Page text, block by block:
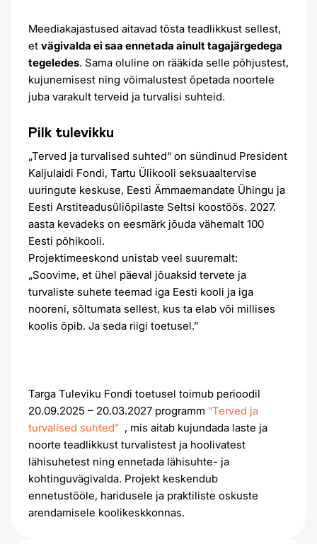
Meediakajastused aitavad tõsta teadlikkust sellest,
et vägivalda ei saa ennetada ainult tagajärgedega
tegeledes. Sama oluline on rääkida selle põhjustest,
kujunemisest ning võimalustest õpetada noortele
juba varakult terveid ja turvalisi suhteid.
Pilk tulevikku
„Terved ja turvalised suhted“ on sündinud President
Kaljulaidi Fondi, Tartu Ülikooli seksuaaltervise
uuringute keskuse, Eesti Ämmaemandate Ühingu ja
Eesti Arstiteadusüliõpilaste Seltsi koostöös. 2027.
aasta kevadeks on eesmärk jõuda vähemalt 100
Eesti põhikooli.
Projektimeeskond unistab veel suuremalt:
„Soovime, et ühel päeval jõuaksid tervete ja
turvaliste suhete teemad iga Eesti kooli ja iga
nooreni, sõltumata sellest, kus ta elab või millises
koolis õpib. Ja seda riigi toetusel.”
Targa Tuleviku Fondi toetusel toimub perioodil
20.09.2025 – 20.03.2027 programm “Terved ja
turvalised suhted” , mis aitab kujundada laste ja
noorte teadlikkust turvalistest ja hoolivatest
lähisuhetest ning ennetada lähisuhte- ja
kohtinguvägivalda. Projekt keskendub
ennetustööle, haridusele ja praktiliste oskuste
arendamisele koolikeskkonnas.